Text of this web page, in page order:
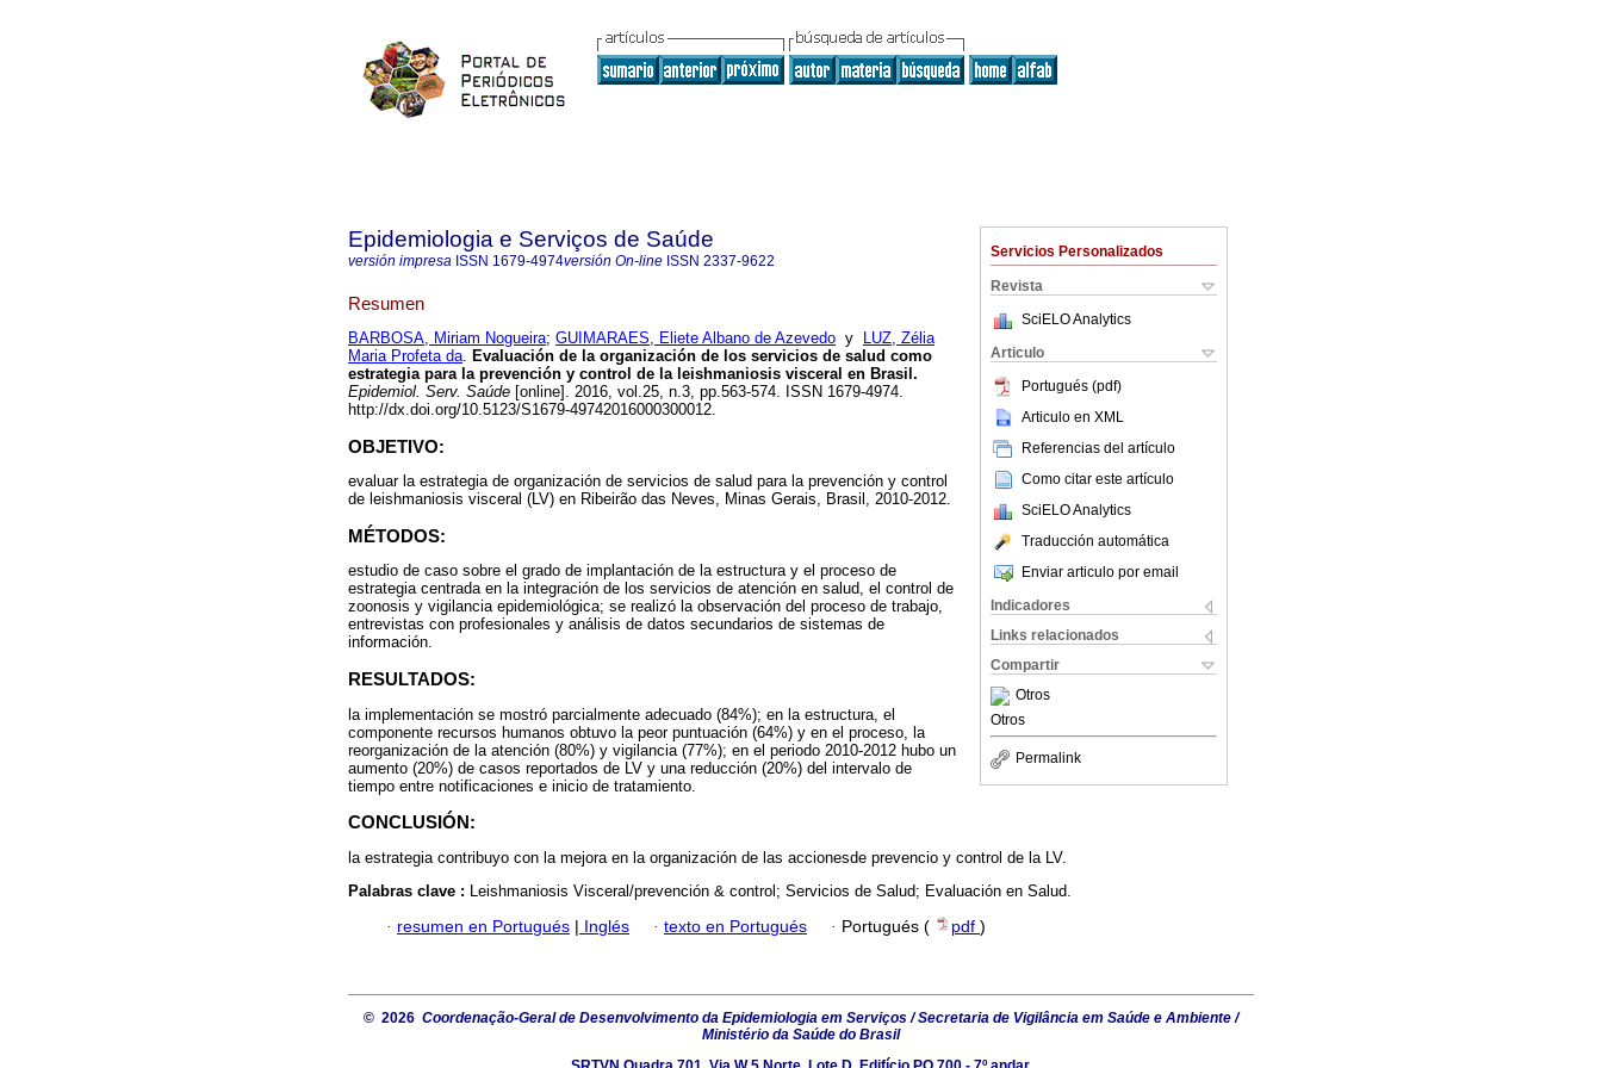
Servicios Personalizados
Revista
SciELO Analytics
Articulo
Portugués (pdf)
Articulo en XML
Referencias del artículo
Como citar este artículo
SciELO Analytics
Traducción automática
Enviar articulo por email
Indicadores
Links relacionados
Compartir
Otros
Otros
Permalink
Epidemiologia e Serviços de Saúde
versión impresa ISSN 1679-4974versión On-line ISSN 2337-9622
Resumen
BARBOSA, Miriam Nogueira; GUIMARAES, Eliete Albano de Azevedo y
LUZ, Zélia
Maria Profeta da. Evaluación de la organización de los servicios de salud como
estrategia para la prevención y control de la leishmaniosis visceral en Brasil.
Epidemiol. Serv. Saúde [online]. 2016, vol.25, n.3, pp.563-574. ISSN 1679-4974.
http://dx.doi.org/10.5123/S1679-49742016000300012.
OBJETIVO:
evaluar la estrategia de organización de servicios de salud para la prevención y control
de leishmaniosis visceral (LV) en Ribeirão das Neves, Minas Gerais, Brasil, 2010-2012.
MÉTODOS:
estudio de caso sobre el grado de implantación de la estructura y el proceso de
estrategia centrada en la integración de los servicios de atención en salud, el control de
zoonosis y vigilancia epidemiológica; se realizó la observación del proceso de trabajo,
entrevistas con profesionales y análisis de datos secundarios de sistemas de
información.
RESULTADOS:
la implementación se mostró parcialmente adecuado (84%); en la estructura, el
componente recursos humanos obtuvo la peor puntuación (64%) y en el proceso, la
reorganización de la atención (80%) y vigilancia (77%); en el periodo 2010-2012 hubo un
aumento (20%) de casos reportados de LV y una reducción (20%) del intervalo de
tiempo entre notificaciones e inicio de tratamiento.
CONCLUSIÓN:
la estrategia contribuyo con la mejora en la organización de las accionesde prevencio y control de la LV.
Palabras clave :
Leishmaniosis Visceral/prevención & control; Servicios de Salud; Evaluación en Salud.
· resumen en Portugués Inglés · texto en Portugués · Portugués ( pdf )
© 2026 Coordenação-Geral de Desenvolvimento da Epidemiologia em Serviços / Secretaria de Vigilância em Saúde e Ambiente /
Ministério da Saúde do Brasil